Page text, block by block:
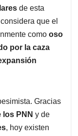
de esta
que el
como oso
por la caza
Gracias
PNN y de
, hoy existen